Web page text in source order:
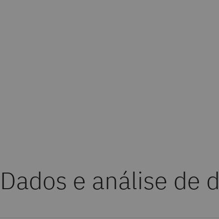
Dados e análise de